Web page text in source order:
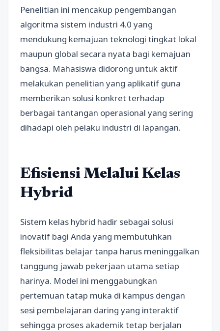
Penelitian ini mencakup pengembangan
algoritma sistem industri 4.0 yang
mendukung kemajuan teknologi tingkat lokal
maupun global secara nyata bagi kemajuan
bangsa. Mahasiswa didorong untuk aktif
melakukan penelitian yang aplikatif guna
memberikan solusi konkret terhadap
berbagai tantangan operasional yang sering
dihadapi oleh pelaku industri di lapangan.
Efisiensi Melalui Kelas
Hybrid
Sistem kelas hybrid hadir sebagai solusi
inovatif bagi Anda yang membutuhkan
fleksibilitas belajar tanpa harus meninggalkan
tanggung jawab pekerjaan utama setiap
harinya. Model ini menggabungkan
pertemuan tatap muka di kampus dengan
sesi pembelajaran daring yang interaktif
sehingga proses akademik tetap berjalan